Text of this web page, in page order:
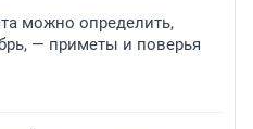
можно определить,
— приметы и поверья